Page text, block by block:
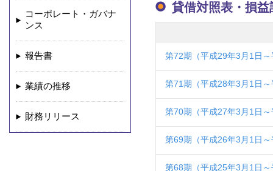
コーポレート・ガバナ
ンス
報告書
業績の推移
財務リリース
貸借対照表・損益
第72期（平成29年3月1日
第71期（平成28年3月1日
第70期（平成27年3月1日
第69期（平成26年3月1日
第68期（平成25年3月1日